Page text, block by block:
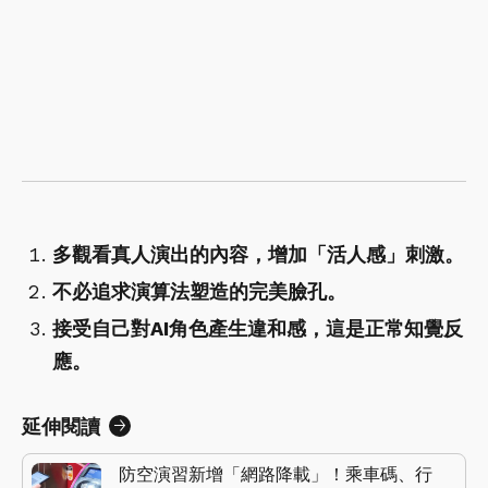
多觀看真人演出的內容，增加「活人感」刺激。
不必追求演算法塑造的完美臉孔。
接受自己對AI角色產生違和感，這是正常知覺反
應。
延伸閱讀
防空演習新增「網路降載」！乘車碼、行